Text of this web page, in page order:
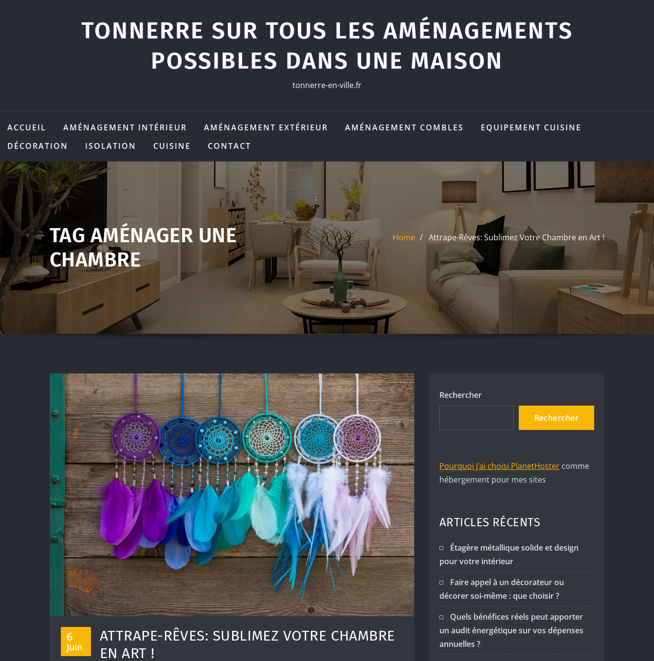
TONNERRE SUR TOUS LES AMÉNAGEMENTS
POSSIBLES DANS UNE MAISON
tonnerre-en-ville.fr
ACCUEIL AMÉNAGEMENT INTÉRIEUR AMÉNAGEMENT EXTÉRIEUR AMÉNAGEMENT COMBLES
EQUIPEMENT CUISINE
DÉCORATION
ISOLATION CUISINE CONTACT
TAG AMÉNAGER UNE
CHAMBRE
Home Attrape-Rêves: Sublimez Votre Chambre en Art !
6
Juin
ATTRAPE-RÊVES: SUBLIMEZ VOTRE CHAMBRE
EN ART !
Rechercher
Rechercher
Pourquoi j’ai choisi PlanetHoster comme
hébergement pour mes sites
ARTICLES RÉCENTS
Étagère métallique solide et design
pour votre intérieur
Faire appel à un décorateur ou
décorer soi-même : que choisir ?
Quels bénéfices réels peut apporter
un audit énergétique sur vos dépenses
annuelles ?